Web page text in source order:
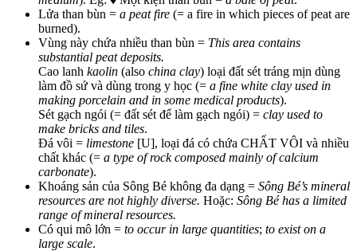
Lửa than bùn = a peat fire (= a fire in which pieces of peat are
burned).
Vùng này chứa nhiều than bùn = This area contains
substantial peat deposits.
Cao lanh kaolin (also china clay) loại đất sét tráng mịn dùng
làm đồ sứ và dùng trong y học (= a fine white clay used in
making porcelain and in some medical products).
Sét gạch ngói (= đất sét để làm gạch ngói) = clay used to
make bricks and tiles.
Đá vôi = limestone [U], loại đá có chứa CHẤT VÔI và nhiều
chất khác (= a type of rock composed mainly of calcium
carbonate).
Khoáng sản của Sông Bé không đa dạng = Sông Bé’s mineral
resources are not highly diverse. Hoặc: Sông Bé has a limited
range of mineral resources.
Có qui mô lớn = to occur in large quantities; to exist on a
large scale.